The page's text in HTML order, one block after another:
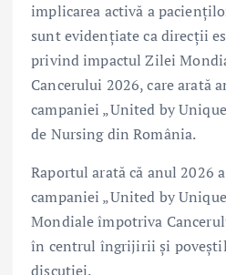
implicarea activă a
sunt evidențiate ca direcții
privind impactul Zilei
Cancerului 2026, care arată
campaniei „United by
de Nursing din România.
Raportul arată că anul 2026
campaniei „United by
Mondiale împotriva
în centrul îngrijirii și
discuției.